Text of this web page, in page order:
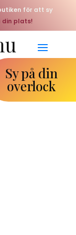
för att sy
din plats!
Sy på din
overlock